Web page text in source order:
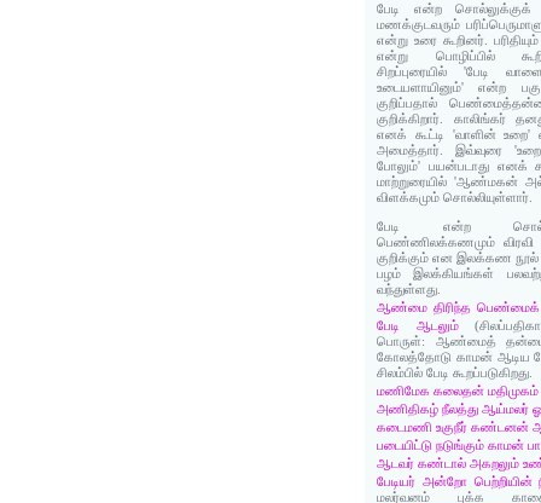
பேடி என்ற
மணக்குடவரும்
என்று உரை கூறினர்.
என்று பொழிப்பில்
சிறப்புரையில் 'பேடி
உடையளாயினும்' என்ற
குறிப்பதால்
குறிக்கிறார். காலிங்கர்
எனக் கூட்டி 'வாளின் உறை'
அமைத்தார். இவ்வுரை
போலும்' பயன்படாது எனக்
மாற்றுரையில் 'ஆண்மகன்
விளக்கமும் சொல்லியுள்ளார்.
பேடி என்ற
பெண்ணிலக்கணமும் விரவி
குறிக்கும் என இலக்கண நூல்
பழம் இலக்கியங்கள்
வந்துள்ளது.
ஆண்மை திரிந்த
பேடி ஆடலும்
பொருள்: ஆண்மைத்
கோலத்தோடு காமன் ஆடிய
சிலம்பில் பேடி கூறப்படுகிறது.
மணிமேக கலைதன்
அணிதிகழ் நீலத்து ஆய்மலர்
கடைமணி உகுநீர் கண்டனன்
படையிட்டு நடுங்கும் காமன்
ஆடவர் கண்டால் அகறலும்
பேடியர் அன்றோ பெற்றியின்
மலர்வனம் புக்க